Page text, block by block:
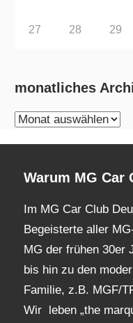
27 28 29
monatliches
monatliches
Warum MG Car
Im MG Car Club
Begeisterte aller
MG der frühen 30er
bis hin zu den
Familie, z.B. MGF/
Wir leben „the